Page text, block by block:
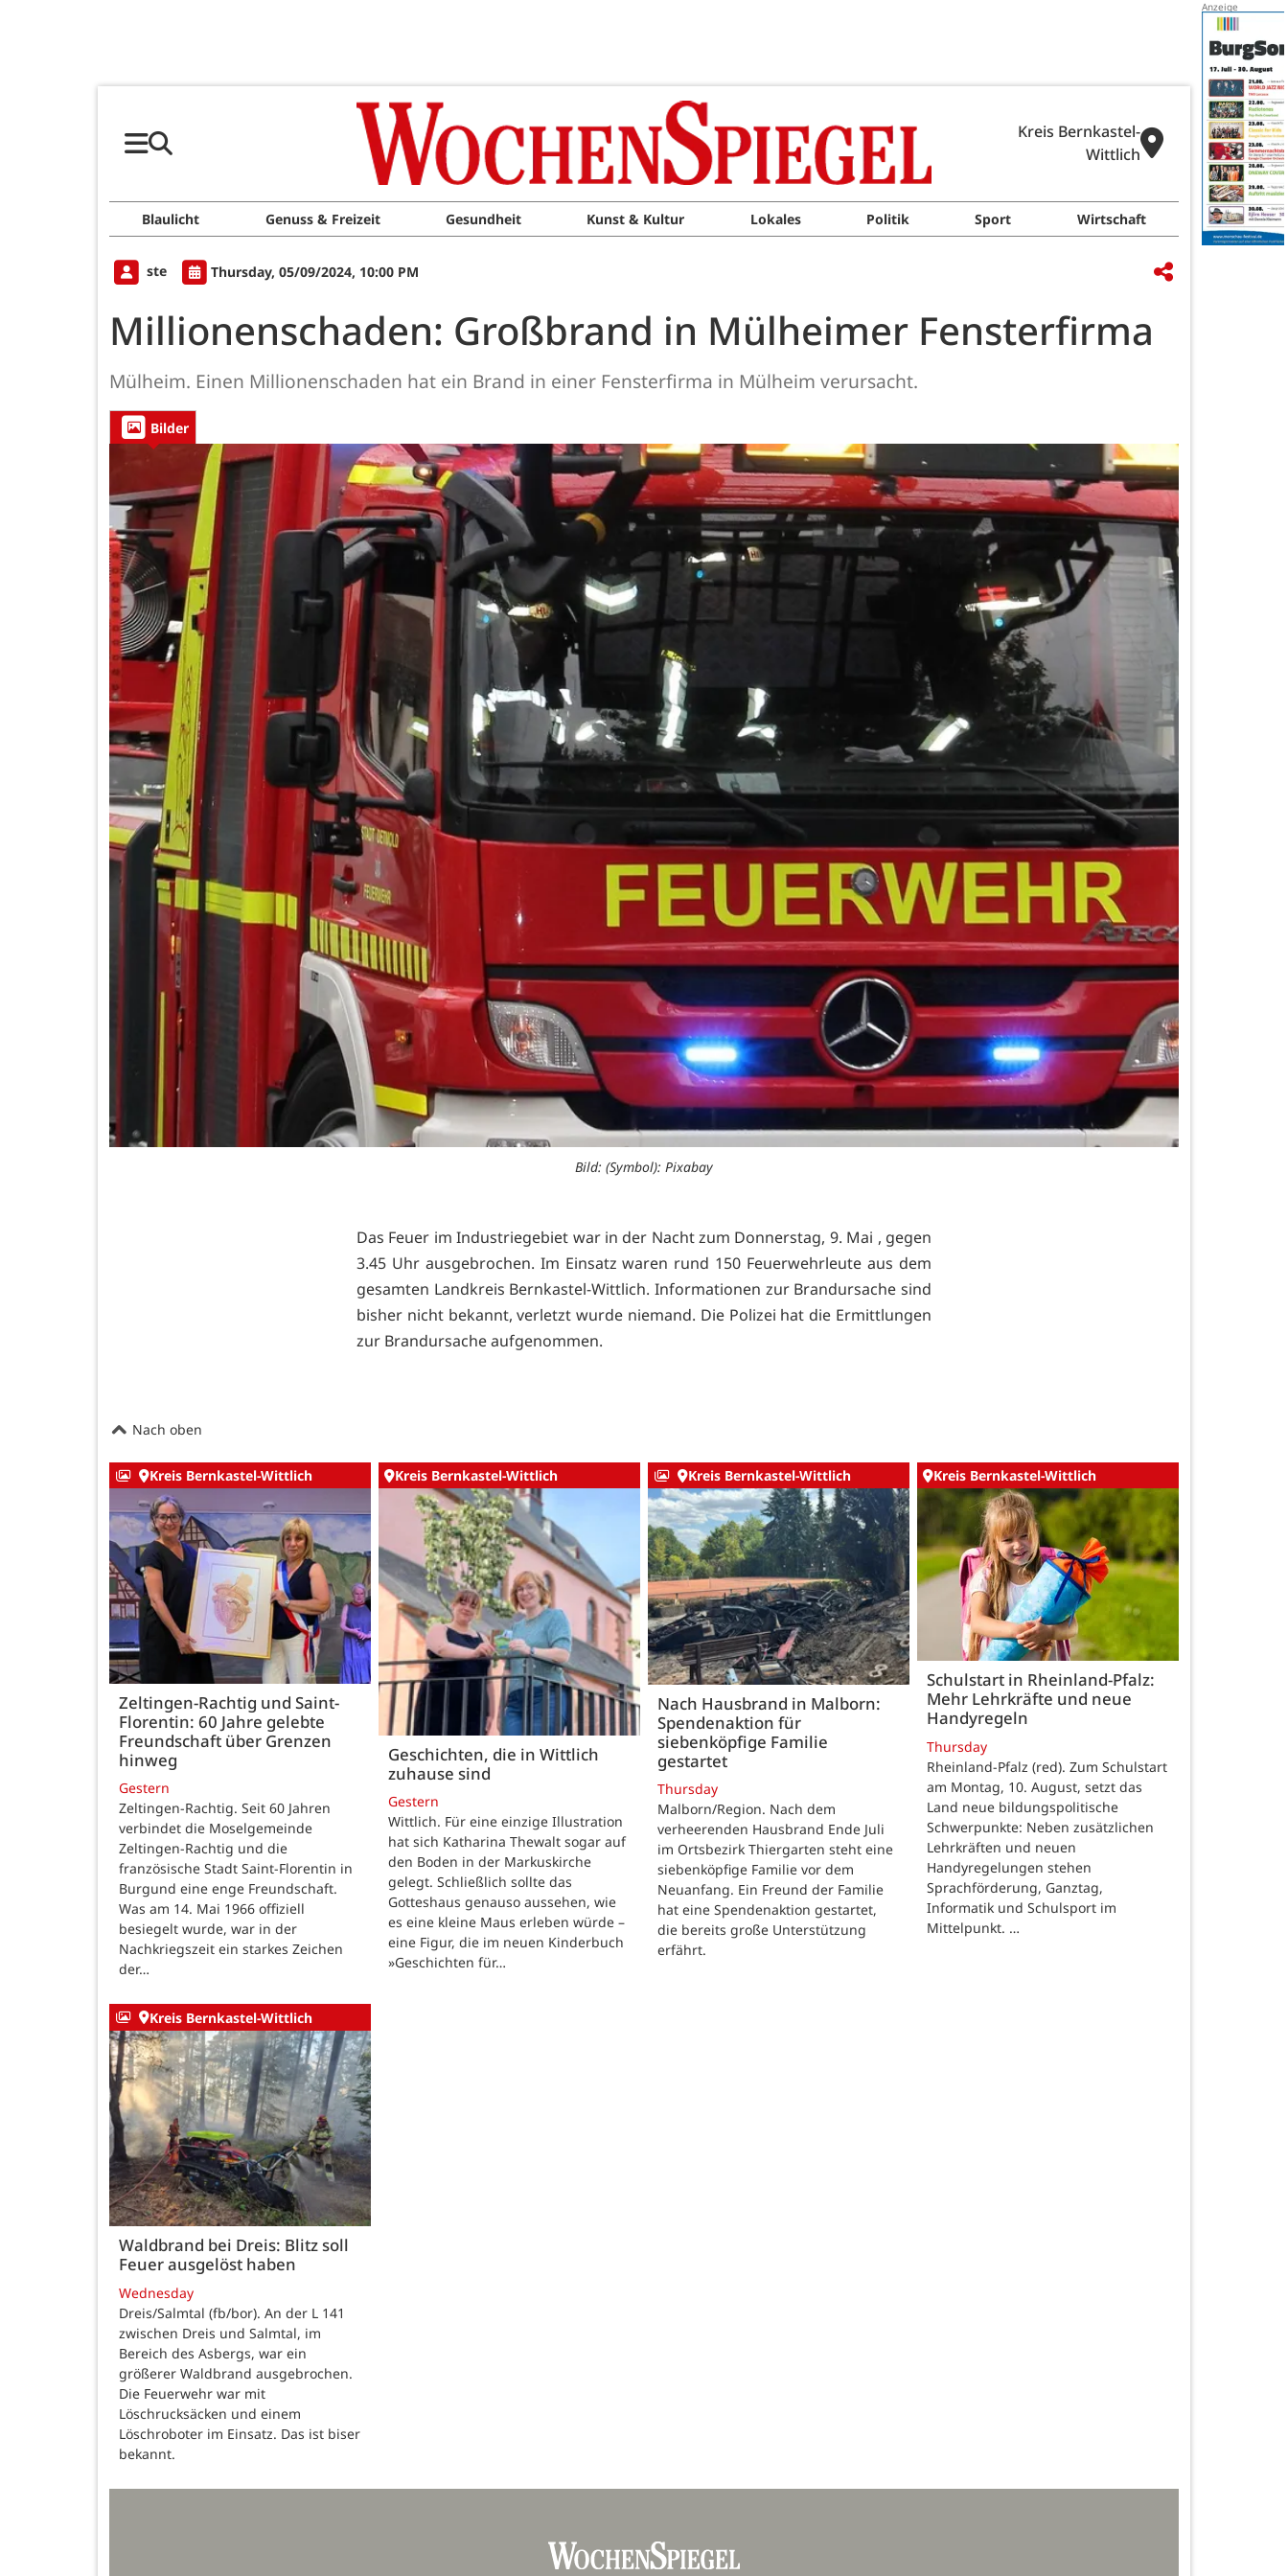
Kreis Bernkastel-
Wittlich
Blaulicht Genuss & Freizeit Gesundheit Kunst & Kultur Lokales Politik Sport Wirtschaft
ste Thursday, 05/09/2024, 10:00 PM
Millionenschaden: Großbrand in Mülheimer Fensterfirma
Mülheim. Einen Millionenschaden hat ein Brand in einer Fensterfirma in Mülheim verursacht.
Bilder
Bild: (Symbol): Pixabay
Das Feuer im Industriegebiet war in der Nacht zum Donnerstag, 9. Mai , gegen
3.45 Uhr ausgebrochen. Im Einsatz waren rund 150 Feuerwehrleute aus dem
gesamten Landkreis Bernkastel-Wittlich. Informationen zur Brandursache sind
bisher nicht bekannt, verletzt wurde niemand. Die Polizei hat die Ermittlungen
zur Brandursache aufgenommen.
Nach oben
Kreis Bernkastel-Wittlich
Zeltingen-Rachtig und Saint-
Florentin: 60 Jahre gelebte
Freundschaft über Grenzen
hinweg
Gestern
Zeltingen-Rachtig. Seit 60 Jahren
verbindet die Moselgemeinde
Zeltingen-Rachtig und die
französische Stadt Saint-Florentin in
Burgund eine enge Freundschaft.
Was am 14. Mai 1966 offiziell
besiegelt wurde, war in der
Nachkriegszeit ein starkes Zeichen
der…
Kreis Bernkastel-Wittlich
Geschichten, die in Wittlich
zuhause sind
Gestern
Wittlich. Für eine einzige Illustration
hat sich Katharina Thewalt sogar auf
den Boden in der Markuskirche
gelegt. Schließlich sollte das
Gotteshaus genauso aussehen, wie
es eine kleine Maus erleben würde –
eine Figur, die im neuen Kinderbuch
»Geschichten für…
Kreis Bernkastel-Wittlich
Nach Hausbrand in Malborn:
Spendenaktion für
siebenköpfige Familie
gestartet
Thursday
Malborn/Region. Nach dem
verheerenden Hausbrand Ende Juli
im Ortsbezirk Thiergarten steht eine
siebenköpfige Familie vor dem
Neuanfang. Ein Freund der Familie
hat eine Spendenaktion gestartet,
die bereits große Unterstützung
erfährt.
Kreis Bernkastel-Wittlich
Schulstart in Rheinland-Pfalz:
Mehr Lehrkräfte und neue
Handyregeln
Thursday
Rheinland-Pfalz (red). Zum Schulstart
am Montag, 10. August, setzt das
Land neue bildungspolitische
Schwerpunkte: Neben zusätzlichen
Lehrkräften und neuen
Handyregelungen stehen
Sprachförderung, Ganztag,
Informatik und Schulsport im
Mittelpunkt. …
Kreis Bernkastel-Wittlich
Waldbrand bei Dreis: Blitz soll
Feuer ausgelöst haben
Wednesday
Dreis/Salmtal (fb/bor). An der L 141
zwischen Dreis und Salmtal, im
Bereich des Asbergs, war ein
größerer Waldbrand ausgebrochen.
Die Feuerwehr war mit
Löschrucksäcken und einem
Löschroboter im Einsatz. Das ist biser
bekannt.